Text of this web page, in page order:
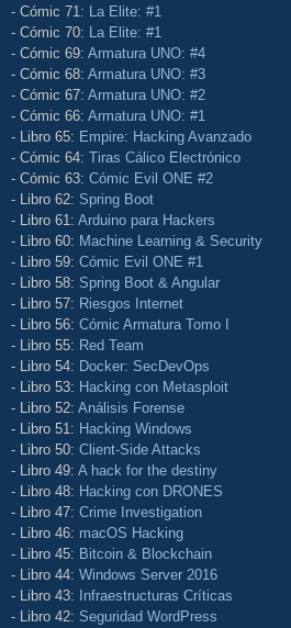
- Cómic 71: La Elite: #1
- Cómic 70: La Elite: #1
- Cómic 69: Armatura UNO: #4
- Cómic 68: Armatura UNO: #3
- Cómic 67: Armatura UNO: #2
- Cómic 66: Armatura UNO: #1
- Libro 65: Empire: Hacking Avanzado
- Cómic 64: Tiras Cálico Electrónico
- Cómic 63: Cómic Evil ONE #2
- Libro 62: Spring Boot
- Libro 61: Arduino para Hackers
- Libro 60: Machine Learning & Security
- Libro 59: Cómic Evil ONE #1
- Libro 58: Spring Boot & Angular
- Libro 57: Riesgos Internet
- Libro 56: Cómic Armatura Tomo I
- Libro 55: Red Team
- Libro 54: Docker: SecDevOps
- Libro 53: Hacking con Metasploit
- Libro 52: Análisis Forense
- Libro 51: Hacking Windows
- Libro 50: Client-Side Attacks
- Libro 49: A hack for the destiny
- Libro 48: Hacking con DRONES
- Libro 47: Crime Investigation
- Libro 46: macOS Hacking
- Libro 45: Bitcoin & Blockchain
- Libro 44: Windows Server 2016
- Libro 43: Infraestructuras Críticas
- Libro 42: Seguridad WordPress